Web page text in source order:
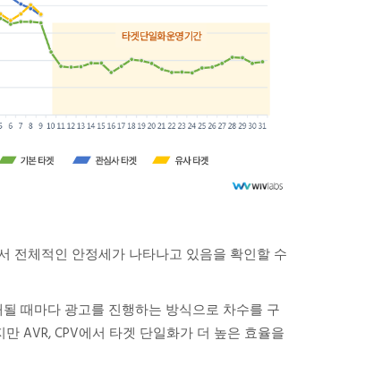
전체적인 안정세가 나타나고 있음을 확인할 수
때마다 광고를 진행하는 방식으로 차수를 구
AVR, CPV에서 타겟 단일화가 더 높은 효율을